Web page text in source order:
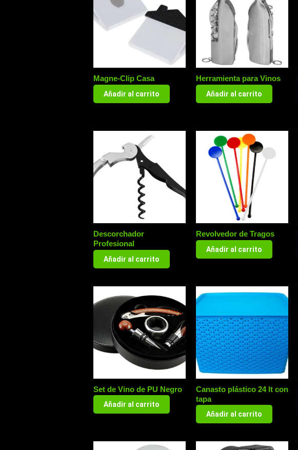
Magne-Clip Casa
Añadir al carrito
Herramienta para Vinos
Añadir al carrito
Descorchador
Profesional
Añadir al carrito
Revolvedor de Tragos
Añadir al carrito
Set de Vino de PU Negro
Añadir al carrito
Canasto plástico 24 lt con
tapa
Añadir al carrito